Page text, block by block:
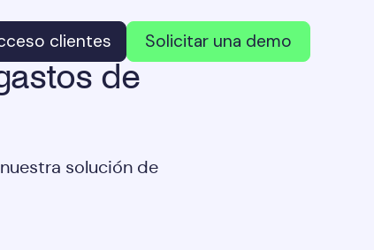
clientes Solicitar una demo
de
solución de